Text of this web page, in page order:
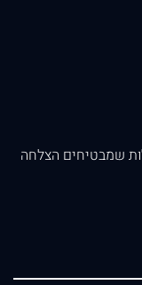
שמבטיחים הצלחה